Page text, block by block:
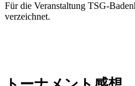
Für die Veranstaltung TSG-
verzeichnet.